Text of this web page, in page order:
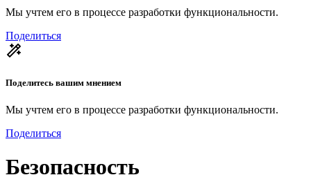
Мы учтем его в процессе разработки функциональности.
Поделиться
Поделитесь вашим мнением
Мы учтем его в процессе разработки функциональности.
Поделиться
Безопасность